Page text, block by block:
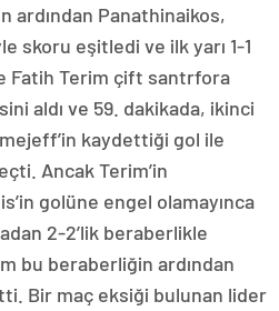
ardından Panathinaikos,
skoru eşitledi ve ilk yarı 1-1
Fatih Terim çift santrfora
aldı ve 59. dakikada, ikinci
kaydettiği gol ile
Ancak Terim’in
golüne engel olamayınca
2-2’lik beraberlikle
bu beraberliğin ardından
Bir maç eksiği bulunan lider